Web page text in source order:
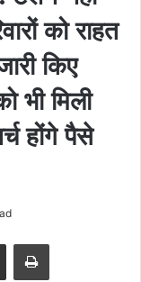
को राहत
किए
भी मिली
होंगे पैसे
Share via Email Print